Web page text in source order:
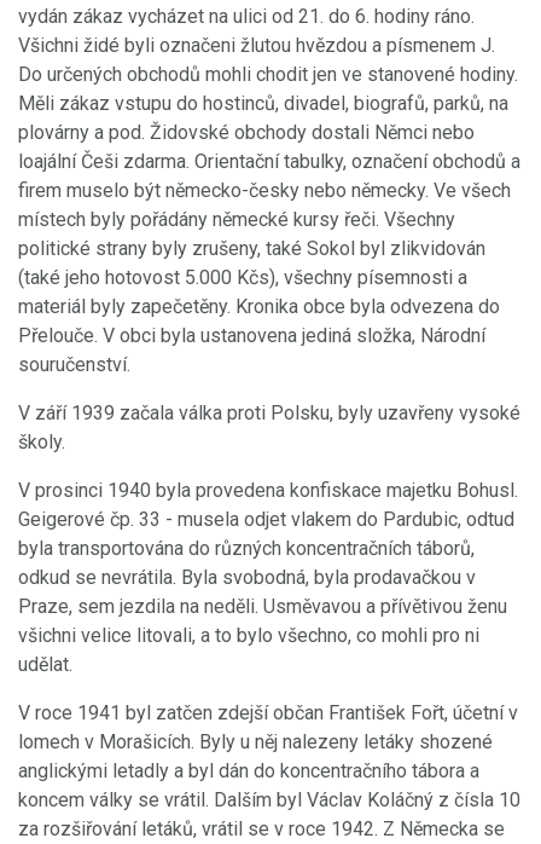
vydán zákaz vycházet na ulici od 21. do 6. hodiny ráno.
Všichni židé byli označeni žlutou hvězdou a písmenem J.
Do určených obchodů mohli chodit jen ve stanovené hodiny.
Měli zákaz vstupu do hostinců, divadel, biografů, parků, na
plovárny a pod. Židovské obchody dostali Němci nebo
loajální Češi zdarma. Orientační tabulky, označení obchodů a
firem muselo být německo-česky nebo německy. Ve všech
místech byly pořádány německé kursy řeči. Všechny
politické strany byly zrušeny, také Sokol byl zlikvidován
(také jeho hotovost 5.000 Kčs), všechny písemnosti a
materiál byly zapečetěny. Kronika obce byla odvezena do
Přelouče. V obci byla ustanovena jediná složka, Národní
souručenství.
V září 1939 začala válka proti Polsku, byly uzavřeny vysoké
školy.
V prosinci 1940 byla provedena konfiskace majetku Bohusl.
Geigerové čp. 33 - musela odjet vlakem do Pardubic, odtud
byla transportována do různých koncentračních táborů,
odkud se nevrátila. Byla svobodná, byla prodavačkou v
Praze, sem jezdila na neděli. Usměvavou a přívětivou ženu
všichni velice litovali, a to bylo všechno, co mohli pro ni
udělat.
V roce 1941 byl zatčen zdejší občan František Fořt, účetní v
lomech v Morašicích. Byly u něj nalezeny letáky shozené
anglickými letadly a byl dán do koncentračního tábora a
koncem války se vrátil. Dalším byl Václav Koláčný z čísla 10
za rozšiřování letáků, vrátil se v roce 1942. Z Německa se